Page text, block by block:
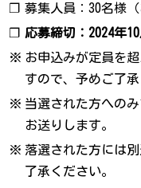
❐ 募集人員：30名様
❐ 応募締切：2024年10
※ お申込みが定員を
すので、予めご了承
※ 当選された方へのみ
お送りします。
※ 落選された方には
了承ください。